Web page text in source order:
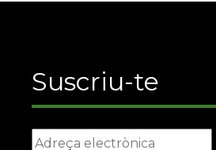
Suscriu-te